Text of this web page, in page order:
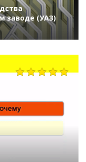
заводе (УАЗ)